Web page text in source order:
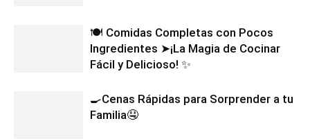
🍽️ Comidas Completas con Pocos
Ingredientes ➤¡La Magia de Cocinar
Fácil y Delicioso! ✨
🍳Cenas Rápidas para Sorprender a tu
Familia🤤